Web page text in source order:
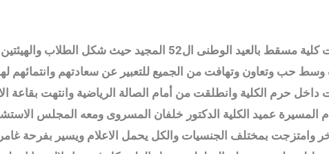
وسط فرحة عامرة وبكل فخر واعتزاز احتفلت كلية مسقط بالعيد
المختلفة والتى استمرت 4 ساعات وسط حب وتعاون وتهافت من الجميع للتعبير عن سعادتهم
حرم الكلية وانطلقت من أمام الصالة الرياضية وانتهت بقاعة
المسيرة عميد الكلية الدكتور خلفان المسروى ومعه المجلس
وامتزجت بمختلف الجنسيات والكل يحمل الاعلام ويسير بفرحة